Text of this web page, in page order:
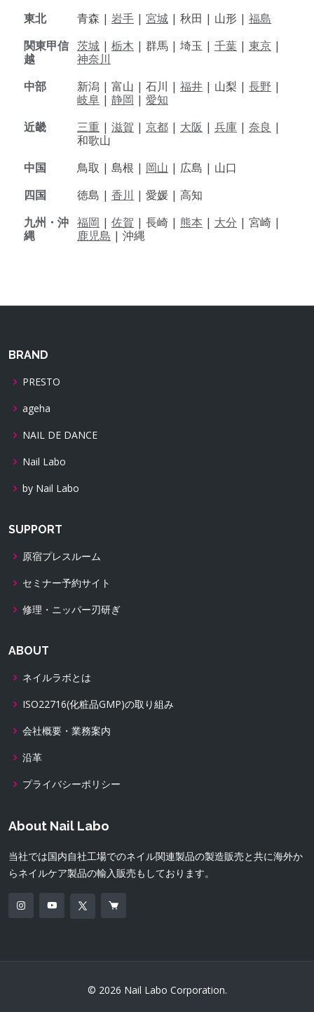
東北
青森 | 岩手 | 宮城 | 秋田 | 山形 | 福島
関東甲信
越
茨城 | 栃木 | 群馬 | 埼玉 | 千葉 | 東京 |
神奈川
中部
新潟 | 富山 | 石川 | 福井 | 山梨 | 長野 |
岐阜 | 静岡 | 愛知
近畿
三重 | 滋賀 | 京都 | 大阪 | 兵庫 | 奈良 |
和歌山
中国
鳥取 | 島根 | 岡山 | 広島 | 山口
四国
徳島 | 香川 | 愛媛 | 高知
九州・沖
縄
福岡 | 佐賀 | 長崎 | 熊本 | 大分 | 宮崎 |
鹿児島 | 沖縄
BRAND
PRESTO
ageha
NAIL DE DANCE
Nail Labo
by Nail Labo
SUPPORT
原宿プレスルーム
セミナー予約サイト
修理・ニッパー刃研ぎ
ABOUT
ネイルラボとは
ISO22716(化粧品GMP)の取り組み
会社概要・業務案内
沿革
プライバシーポリシー
About Nail Labo
当社では国内自社工場でのネイル関連製品の製造販売と共に海外か
らネイルケア製品の輸入販売もしております。
© 2026 Nail Labo Corporation.